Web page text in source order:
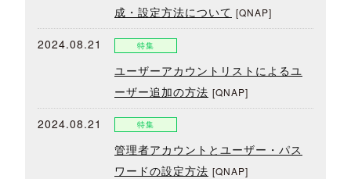
成・設定方法について [QNAP]
2024.08.21 特集
ユーザーアカウントリストによるユ
ーザー追加の方法 [QNAP]
2024.08.21 特集
管理者アカウントとユーザー・パス
ワードの設定方法 [QNAP]